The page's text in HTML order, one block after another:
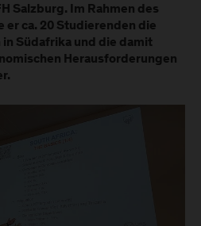
Salzburg. Im Rahmen des
er ca. 20 Studierenden die
Südafrika und die damit
Herausforderungen